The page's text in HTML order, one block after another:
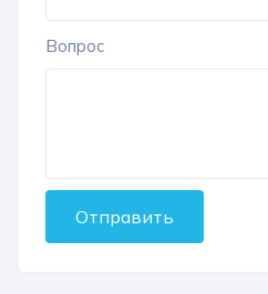
Вопрос
Отправить